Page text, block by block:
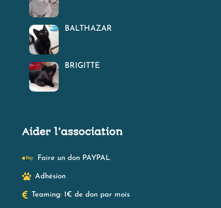
BALTHAZAR
BRIGITTE
Aider l’association
 Faire un don PAYPAL
 Adhésion
 Teaming: 1€ de don par mois